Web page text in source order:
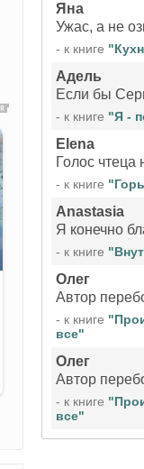
Яна
- к книге
Адель
- к книге "Я -
Elena
- к книге
Anastasia
- к книге
Олег
- к книге
все"
Олег
- к книге
все"